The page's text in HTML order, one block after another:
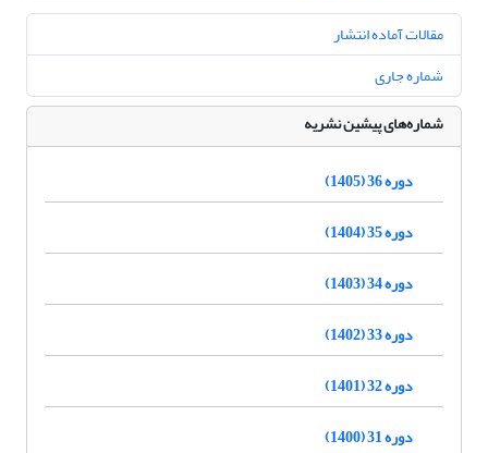
مقالات آماده انتشار
شماره جاری
شماره‌های پیشین نشریه
دوره 36 (1405)
دوره 35 (1404)
دوره 34 (1403)
دوره 33 (1402)
دوره 32 (1401)
دوره 31 (1400)